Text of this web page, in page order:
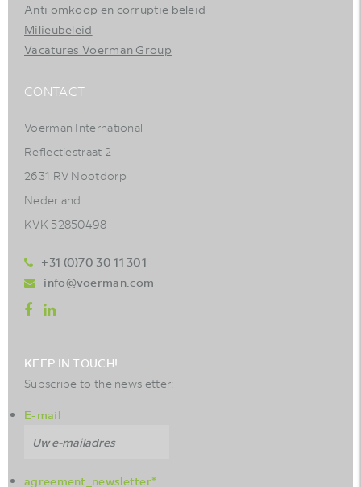
Anti omkoop en corruptie beleid
Milieubeleid
Vacatures Voerman Group
CONTACT
Voerman International
Reflectiestraat 2
2631 RV Nootdorp
Nederland
KVK 52850498
+31 (0)70 30 11 301
info@voerman.com
KEEP IN TOUCH!
Subscribe to the newsletter:
E-mail
agreement_newsletter*